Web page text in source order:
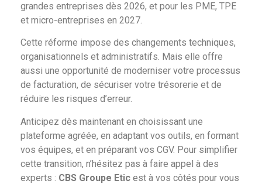
grandes entreprises dès 2026, et pour les PME, TPE
et micro-entreprises en 2027.
Cette réforme impose des changements techniques,
organisationnels et administratifs. Mais elle offre
aussi une opportunité de moderniser votre processus
de facturation, de sécuriser votre trésorerie et de
réduire les risques d’erreur.
Anticipez dès maintenant en choisissant une
plateforme agréée, en adaptant vos outils, en formant
vos équipes, et en préparant vos CGV. Pour simplifier
cette transition, n’hésitez pas à faire appel à des
experts : CBS Groupe Etic est à vos côtés pour vous